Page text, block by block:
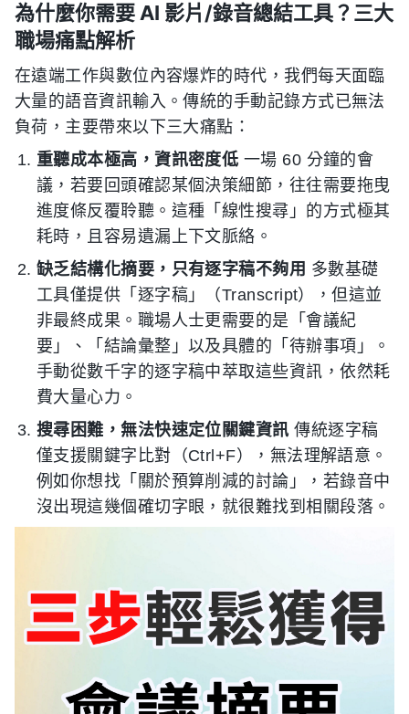
為什麼你需要 AI 影片/錄音總結工具？三大
職場痛點解析
在遠端工作與數位內容爆炸的時代，我們每天面臨
大量的語音資訊輸入。傳統的手動記錄方式已無法
負荷，主要帶來以下三大痛點：
重聽成本極高，資訊密度低 一場 60 分鐘的會
議，若要回頭確認某個決策細節，往往需要拖曳
進度條反覆聆聽。這種「線性搜尋」的方式極其
耗時，且容易遺漏上下文脈絡。
缺乏結構化摘要，只有逐字稿不夠用 多數基礎
工具僅提供「逐字稿」（Transcript），但這並
非最終成果。職場人士更需要的是「會議紀
要」、「結論彙整」以及具體的「待辦事項」。
手動從數千字的逐字稿中萃取這些資訊，依然耗
費大量心力。
搜尋困難，無法快速定位關鍵資訊傳統逐字稿
僅支援關鍵字比對（Ctrl+F），無法理解語意。
例如你想找「關於預算削減的討論」，若錄音中
沒出現這幾個確切字眼，就很難找到相關段落。